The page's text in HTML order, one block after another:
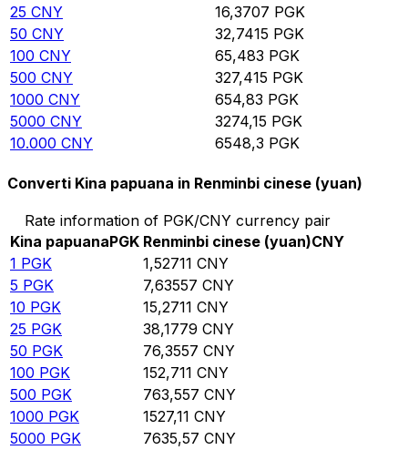
25 CNY 16,3707 PGK
50 CNY 32,7415 PGK
100 CNY 65,483 PGK
500 CNY 327,415 PGK
1000 CNY 654,83 PGK
5000 CNY 3274,15 PGK
10.000 CNY 6548,3 PGK
Converti Kina papuana in Renminbi cinese (yuan)
Rate information of PGK/CNY currency pair
Kina papuanaPGK Renminbi cinese (yuan)CNY
1 PGK 1,52711 CNY
5 PGK 7,63557 CNY
10 PGK 15,2711 CNY
25 PGK 38,1779 CNY
50 PGK 76,3557 CNY
100 PGK 152,711 CNY
500 PGK 763,557 CNY
1000 PGK 1527,11 CNY
5000 PGK 7635,57 CNY